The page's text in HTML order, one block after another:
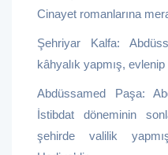
Cinayet romanlarına
Şehriyar Kalfa:
kâhyalık yapmış,
Abdüssamed Paşa:
İstibdat döneminin
şehirde valilik